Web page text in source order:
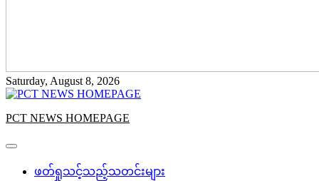
Saturday, August 8, 2026
PCT NEWS HOMEPAGE
ဖတ်ရှုသင့်သည့်သတင်းများ